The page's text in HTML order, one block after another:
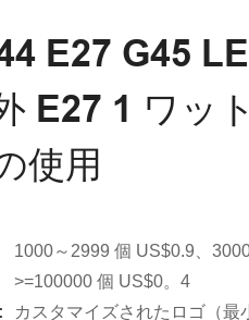
E27 G45
E27 1 ワッ
使用
1000～2999 個 US$0.9、
>=100000 個 US$0。4
カスタマイズされたロゴ（